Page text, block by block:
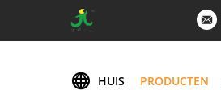
HUIS PRODUCTEN